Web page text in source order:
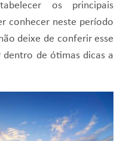
os principais
conhecer neste período
deixe de conferir esse
de ótimas dicas a